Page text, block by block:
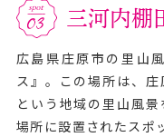
三河内棚
広島県庄原市の里山
ス』。この場所は、庄
という地域の里山風
場所に設置されたスポ